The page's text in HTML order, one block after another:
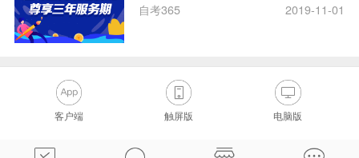
自考365 2019-11-01
客户端 触屏版 电脑版